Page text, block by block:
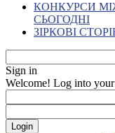
КОНКУРСИ
СЬОГОДНІ
ЗІРКОВІ
Sign in
Welcome! Log into